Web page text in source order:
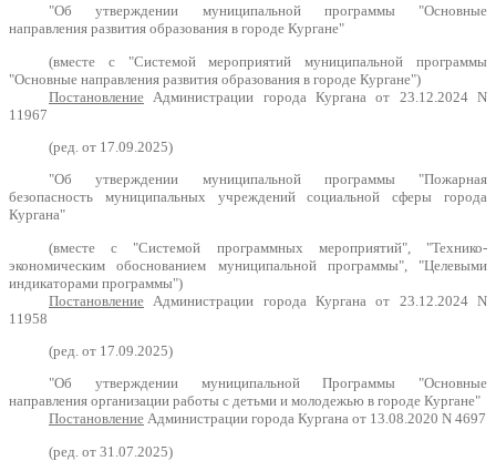
"Об утверждении муниципальной программы "Основные
направления развития образования в городе Кургане"
(вместе с "Системой мероприятий муниципальной программы
"Основные направления развития образования в городе Кургане")
Постановление Администрации города Кургана от 23.12.2024 N
11967
(ред. от 17.09.2025)
"Об утверждении муниципальной программы "Пожарная
безопасность муниципальных учреждений социальной сферы города
Кургана"
(вместе с "Системой программных мероприятий", "Технико-
экономическим обоснованием муниципальной программы", "Целевыми
индикаторами программы")
Постановление Администрации города Кургана от 23.12.2024 N
11958
(ред. от 17.09.2025)
"Об утверждении муниципальной Программы "Основные
направления организации работы с детьми и молодежью в городе Кургане"
Постановление Администрации города Кургана от 13.08.2020 N 4697
(ред. от 31.07.2025)